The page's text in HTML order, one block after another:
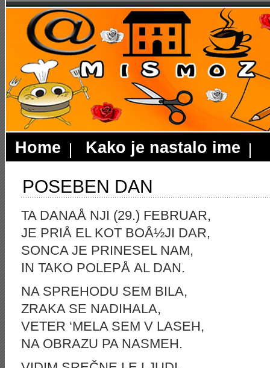
Home Kako je nastalo ime
POSEBEN DAN
TA DANAÅ NJI (29.) FEBRUAR,
JE PRIÅ EL KOT BOÅ½JI DAR,
SONCA JE PRINESEL NAM,
IN TAKO POLEPÅ AL DAN.
NA SPREHODU SEM BILA,
ZRAKA SE NADIHALA,
VETER ‘MELA SEM V LASEH,
NA OBRAZU PA NASMEH.